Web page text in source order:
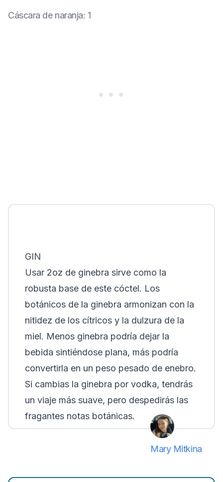
Cáscara de naranja: 1
GIN
Usar 2oz de ginebra sirve como la
robusta base de este cóctel. Los
botánicos de la ginebra armonizan con la
nitidez de los cítricos y la dulzura de la
miel. Menos ginebra podría dejar la
bebida sintiéndose plana, más podría
convertirla en un peso pesado de enebro.
Si cambias la ginebra por vodka, tendrás
un viaje más suave, pero despedirás las
fragantes notas botánicas.
Mary Mitkina